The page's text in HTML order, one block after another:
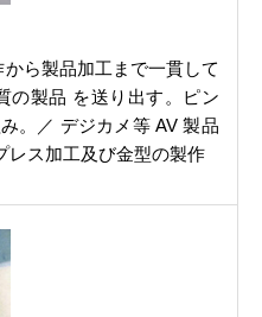
ら製品加工まで一貫して
の製品 を送り出す。ピン
。／ デジカメ等 AV 製品
レス加工及び金型の製作